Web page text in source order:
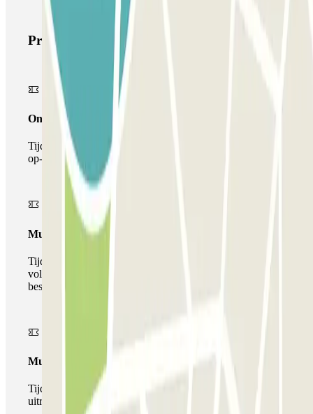
Producten van Parclick
Onepass
Tijdens je verblijf kun je de parkeerplaats maar één keer
op- en afrijden.
Multiparking pass
Tijdens uw verblijf kunt u gebruik maken van het
volledige netwerk van parkeergarages van deze operator,
beschikbaar bij Parclick.
Multipass
Tijdens je verblijf kun je de parkeerplaats zo vaak in- en
uitrijden als je wilt.